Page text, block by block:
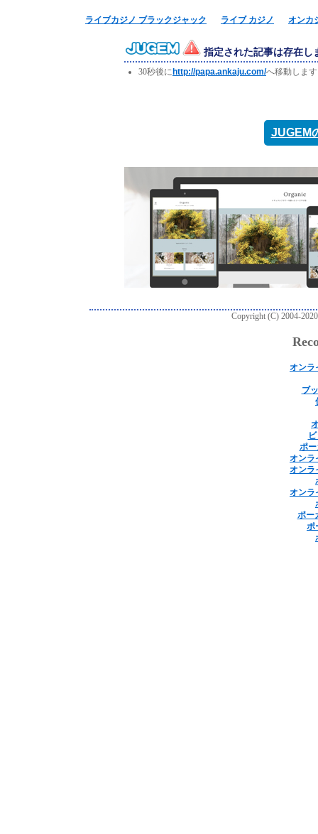
ライブカジノ ブラックジャック ライブ カジノ オンカ
指定された記事は存在し
30秒後に http://papa.ankaju.com/へ移動しま
JUGEM
Copyright (C) 2004-
オンラ
ブ
ポ
オンラ
オンラ
オンラ
ポー
ポ